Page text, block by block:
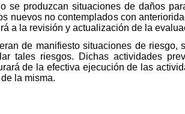
se produzcan situaciones de daños
nuevos no contemplados con
a la revisión y actualización de la
de manifiesto situaciones de riesgo,
tales riesgos. Dichas actividades
de la efectiva ejecución de las
la misma.